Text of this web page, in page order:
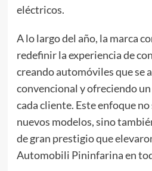
eléctricos.
A lo largo del año, la marca
redefinir la experiencia de
creando automóviles que se
convencional y ofreciendo
cada cliente. Este enfoque
nuevos modelos, sino
de gran prestigio que
Automobili Pininfarina en